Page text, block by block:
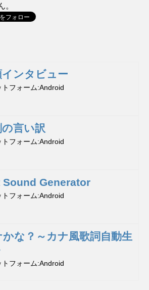
。
インタビュー
トフォーム Android
言い訳
トフォーム Android
Sound Generator
トフォーム Android
かな？～カナ風歌詞自動生
トフォーム Android